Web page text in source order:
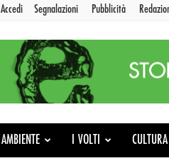
Accedi Segnalazioni Pubblicità
AMBIENTE I VOLTI